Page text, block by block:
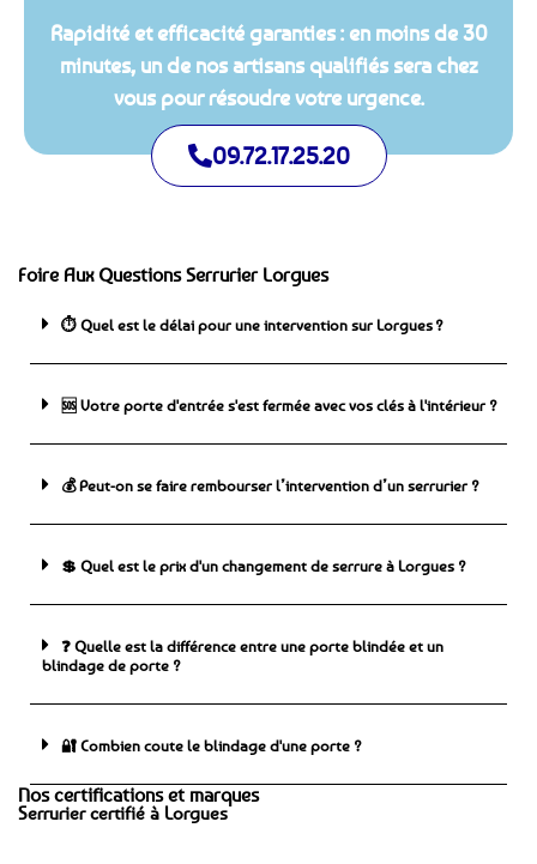
Rapidité et efficacité garanties : en moins de 30
minutes, un de nos artisans qualifiés sera chez
vous pour résoudre votre urgence.
09.72.17.25.20
Foire Aux Questions Serrurier Lorgues
⏱️ Quel est le délai pour une intervention sur Lorgues ?
🆘 ️Votre porte d'entrée s'est fermée avec vos clés à l'intérieur ?
💰 Peut-on se faire rembourser l’intervention d’un serrurier ?
💲 Quel est le prix d'un changement de serrure à Lorgues ?
❓ Quelle est la différence entre une porte blindée et un
blindage de porte ?
🔐 Combien coute le blindage d'une porte ?
Nos certifications et marques
Serrurier certifié à Lorgues